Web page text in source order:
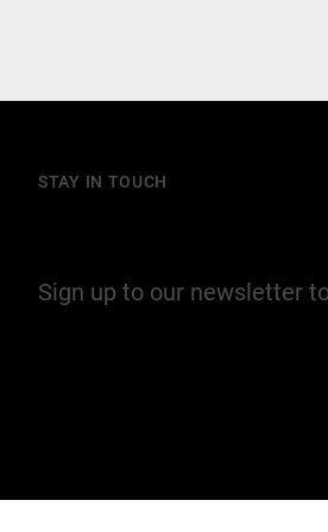
STAY IN TOUCH
Sign up to our newsletter